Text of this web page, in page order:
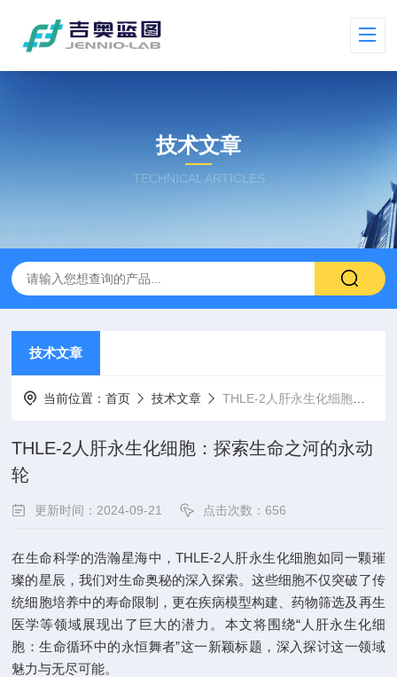
技术文章
TECHNICAL ARTICLES
技术文章
当前位置：首页 技术文章 THLE-2人肝永生化细胞：探索生命之河的永动轮
THLE-2人肝永生化细胞：探索生命之河的永动
轮
更新时间：2024-09-21 点击次数：656
在生命科学的浩瀚星海中，THLE-2人肝永生化细胞如同一颗璀
璨的星辰，我们对生命奥秘的深入探索。这些细胞不仅突破了传
统细胞培养中的寿命限制，更在疾病模型构建、药物筛选及再生
医学等领域展现出了巨大的潜力。本文将围绕“人肝永生化细
胞：生命循环中的永恒舞者”这一新颖标题，深入探讨这一领域
魅力与无尽可能。